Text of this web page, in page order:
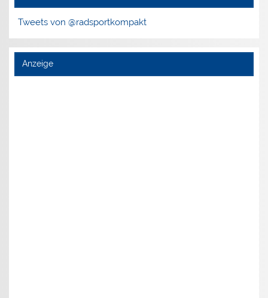
Tweets von @radsportkompakt
Anzeige